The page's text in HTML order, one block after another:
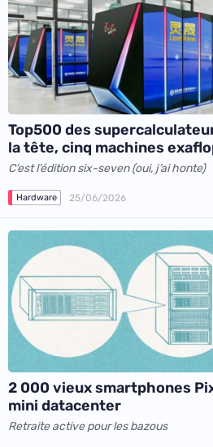
Top500 des
la tête, cinq machines
C’est l’édition six-seven (oui, j’ai honte)
Hardware 25/06/2026
2 000 vieux smartphones
mini datacenter
Retraite active pour les bazous